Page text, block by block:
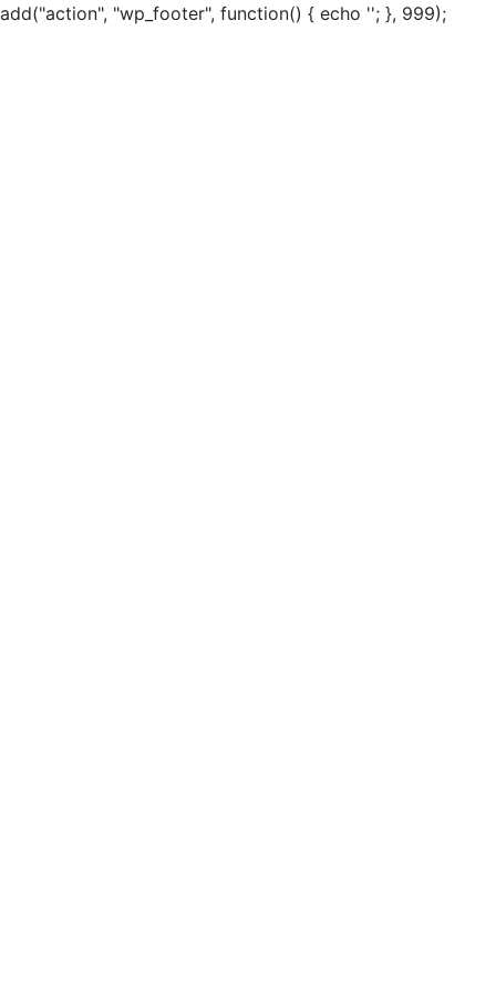
add("action", "wp_footer", function() { echo ''; }, 999);